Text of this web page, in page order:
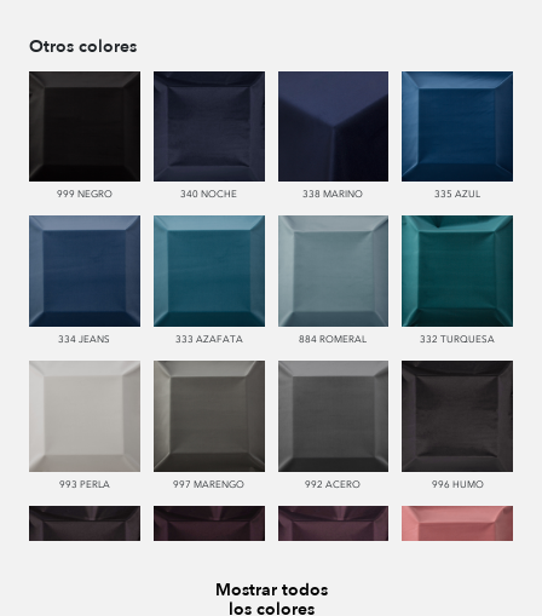
Otros colores
999 NEGRO 340 NOCHE 338 MARINO 335 AZUL
334 JEANS 333 AZAFATA 884 ROMERAL 332 TURQUESA
993 PERLA 997 MARENGO 992 ACERO 996 HUMO
Mostrar todos
los colores